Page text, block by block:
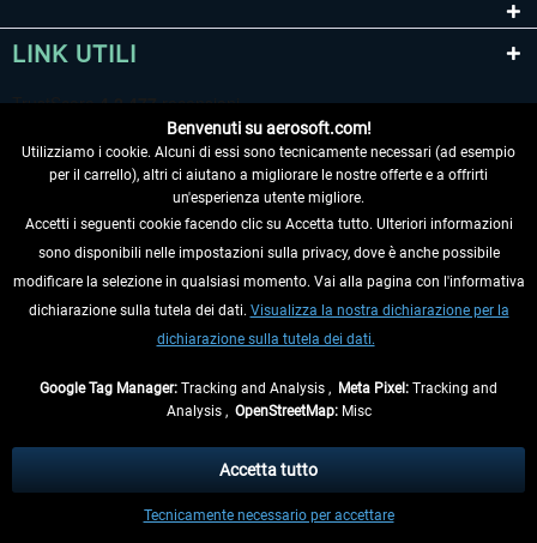
LINK UTILI
RECEDERE DAL CONTRATTO
INFORMAZIONI
eventualmente le spese di spedizione, se non diversamente descritto.
** Riguarda le spedizioni al di fuori della Germania, i tempi di consegna per le
altre nazioni sono disponibili nelleinformazioni di spedizione
Benvenuti su aerosoft.com!
Utilizziamo i cookie. Alcuni di essi sono tecnicamente necessari (ad esempio
per il carrello), altri ci aiutano a migliorare le nostre offerte e a offrirti
un'esperienza utente migliore.
Accetti i seguenti cookie facendo clic su Accetta tutto. Ulteriori informazioni
sono disponibili nelle impostazioni sulla privacy, dove è anche possibile
modificare la selezione in qualsiasi momento. Vai alla pagina con l'informativa
dichiarazione sulla tutela dei dati. Visualizza la nostra dichiarazione per la
dichiarazione sulla tutela dei dati.
Google Tag Manager: Tracking and Analysis , Meta Pixel: Tracking and
Analysis , OpenStreetMap:Misc
Tecnicamente necessario per accettare
Accetta tutto